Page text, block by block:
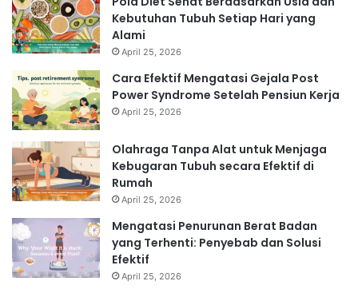
Kebutuhan Tubuh Setiap Hari yang
Alami
April 25, 2026
Cara Efektif Mengatasi Gejala Post
Power Syndrome Setelah Pensiun Kerja
April 25, 2026
Olahraga Tanpa Alat untuk Menjaga
Kebugaran Tubuh secara Efektif di
Rumah
April 25, 2026
Mengatasi Penurunan Berat Badan
yang Terhenti: Penyebab dan Solusi
Efektif
April 25, 2026